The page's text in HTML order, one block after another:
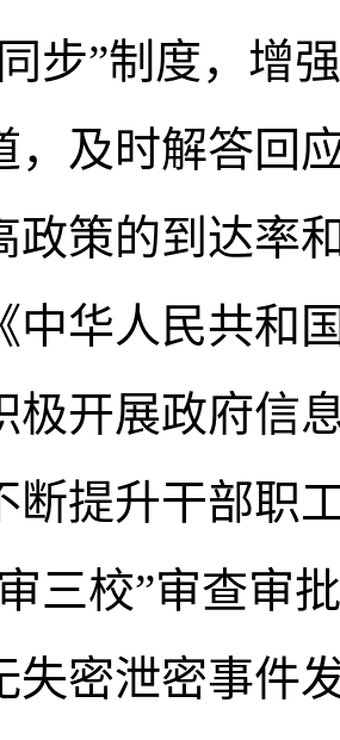
步”制度，增
，及时解答回
政策的到达率
中华人民共和
极开展政府信
断提升干部职
三校”审查审
失密泄密事件